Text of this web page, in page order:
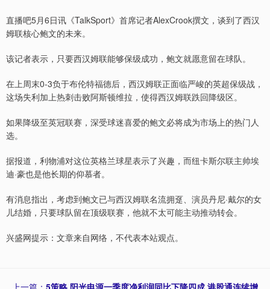
直播吧5月6日讯《TalkSport》首席记者AlexCrook撰文，谈到了西汉
姆联核心鲍文的未来。
该记者表示，只要西汉姆联能够保级成功，鲍文就愿意留在球队。
在上周末0-3负于布伦特福德后，西汉姆联正面临严峻的英超保级战，
这场失利加上热刺击败阿斯顿维拉，使得西汉姆联跌回降级区。
如果降级至英冠联赛，深受球迷喜爱的鲍文必将成为市场上的热门人
选。
据报道，利物浦对这位英格兰球星表示了兴趣，而纽卡斯尔联主帅埃
迪·豪也是他长期的仰慕者。
有消息指出，考虑到鲍文已与西汉姆联名流拥趸、演员丹尼·戴尔的女
儿结婚，只要球队留在顶级联赛，他就不太可能主动推动转会。
兴盛网提示：文章来自网络，不代表本站观点。